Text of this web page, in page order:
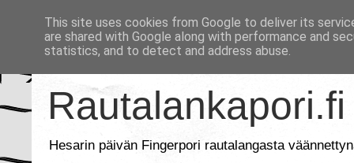
Rautalankapori.fi
Hesarin päivän Fingerpori rautalangasta
This site uses cookies from Google to deliver its
are shared with Google along with performance and
statistics, and to detect and address abuse.